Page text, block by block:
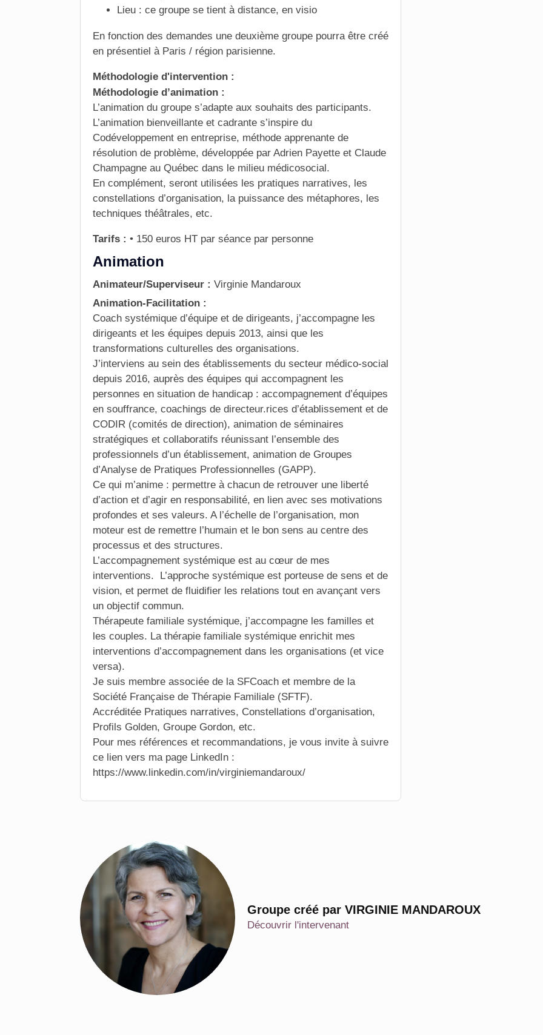
Lieu : ce groupe se tient à distance, en visio
En fonction des demandes une deuxième groupe pourra être créé
en présentiel à Paris / région parisienne.
Méthodologie d'intervention :
Méthodologie d’animation :
L’animation du groupe s’adapte aux souhaits des participants.
L’animation bienveillante et cadrante s’inspire du
Codéveloppement en entreprise, méthode apprenante de
résolution de problème, développée par Adrien Payette et Claude
Champagne au Québec dans le milieu médicosocial.
En complément, seront utilisées les pratiques narratives, les
constellations d’organisation, la puissance des métaphores, les
techniques théâtrales, etc.
Tarifs : • 150 euros HT par séance par personne
Animation
Animateur/Superviseur : Virginie Mandaroux
Animation-Facilitation :
Coach systémique d’équipe et de dirigeants, j’accompagne les
dirigeants et les équipes depuis 2013, ainsi que les
transformations culturelles des organisations.
J’interviens au sein des établissements du secteur médico-social
depuis 2016, auprès des équipes qui accompagnent les
personnes en situation de handicap : accompagnement d’équipes
en souffrance, coachings de directeur.rices d’établissement et de
CODIR (comités de direction), animation de séminaires
stratégiques et collaboratifs réunissant l’ensemble des
professionnels d’un établissement, animation de Groupes
d’Analyse de Pratiques Professionnelles (GAPP).
Ce qui m’anime : permettre à chacun de retrouver une liberté
d’action et d’agir en responsabilité, en lien avec ses motivations
profondes et ses valeurs. A l’échelle de l’organisation, mon
moteur est de remettre l’humain et le bon sens au centre des
processus et des structures.
L’accompagnement systémique est au cœur de mes
interventions. L’approche systémique est porteuse de sens et de
vision, et permet de fluidifier les relations tout en avançant vers
un objectif commun.
Thérapeute familiale systémique, j’accompagne les familles et
les couples. La thérapie familiale systémique enrichit mes
interventions d’accompagnement dans les organisations (et vice
versa).
Je suis membre associée de la SFCoach et membre de la
Société Française de Thérapie Familiale (SFTF).
Accréditée Pratiques narratives, Constellations d’organisation,
Profils Golden, Groupe Gordon, etc.
Pour mes références et recommandations, je vous invite à suivre
ce lien vers ma page LinkedIn :
https://www.linkedin.com/in/virginiemandaroux/
Groupe créé par VIRGINIE MANDAROUX
Découvrir l'intervenant